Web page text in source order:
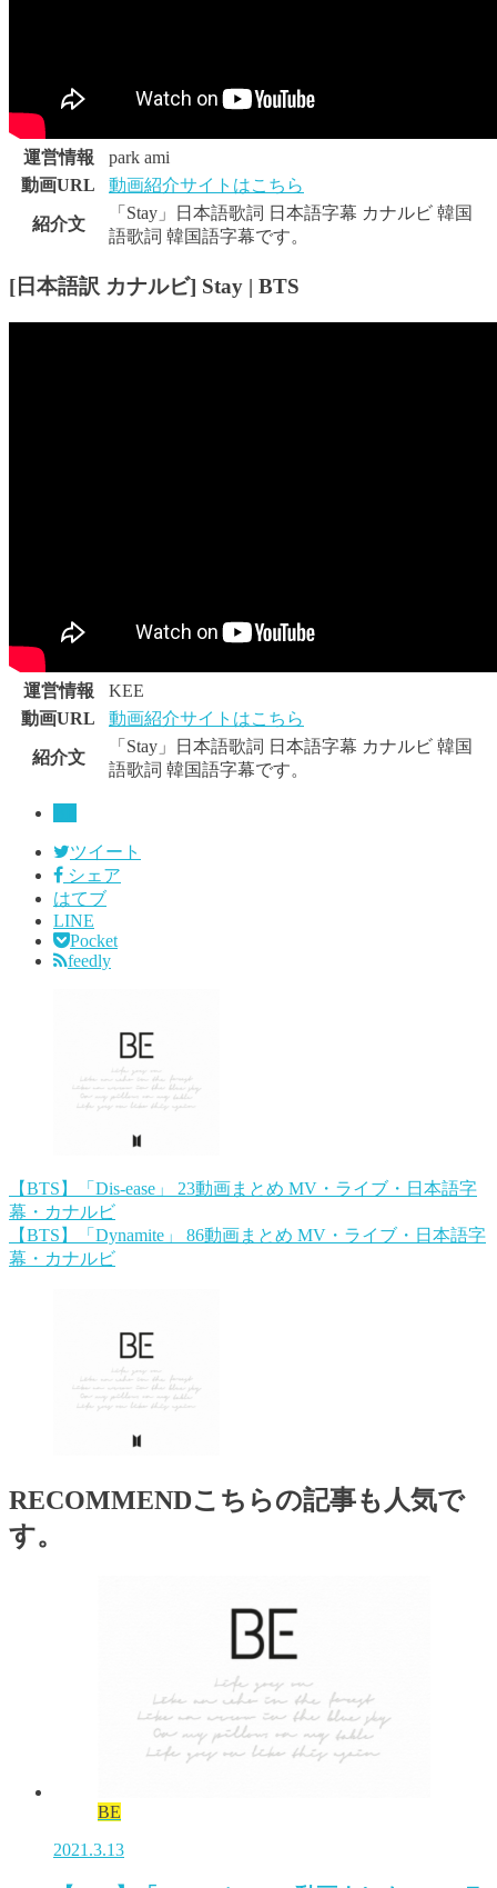
運営情報
park ami
動画URL
動画紹介サイトはこちら
紹介文
「Stay」日本語歌詞 日本語字幕 カナルビ 韓国
語歌詞 韓国語字幕です。
[日本語訳 カナルビ] Stay | BTS
運営情報
KEE
動画URL
動画紹介サイトはこちら
紹介文
「Stay」日本語歌詞 日本語字幕 カナルビ 韓国
語歌詞 韓国語字幕です。
ツイート
シェア
はてブ
LINE
Pocket
feedly
【BTS】「Dis-ease」 23動画まとめ MV・ライブ・日本語字
幕・カナルビ
【BTS】「Dynamite」 86動画まとめ MV・ライブ・日本語字
幕・カナルビ
RECOMMENDこちらの記事も人気で
す。
BE
2021.3.13